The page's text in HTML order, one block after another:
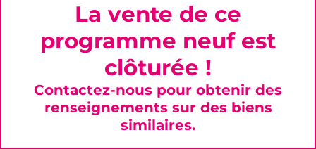
La vente de ce
programme neuf est
clôturée !
Contactez-nous pour obtenir des
renseignements sur des biens
similaires.